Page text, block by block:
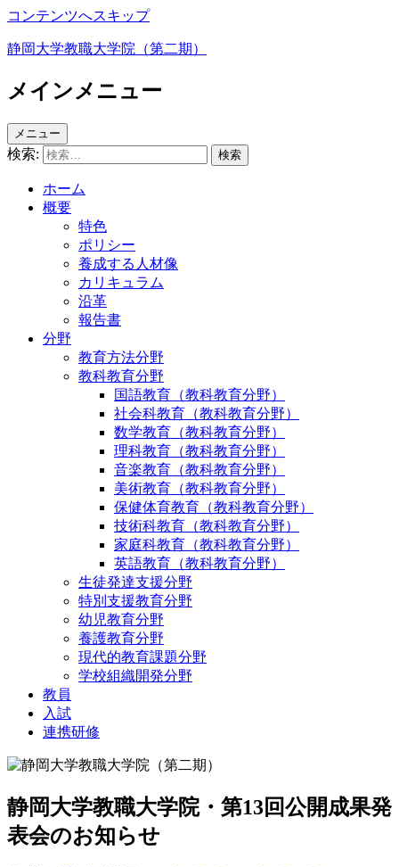
コンテンツへスキップ
静岡大学教職大学院（第二期）
メインメニュー
メニュー
検索:
ホーム
概要
特色
ポリシー
養成する人材像
カリキュラム
沿革
報告書
分野
教育方法分野
教科教育分野
国語教育（教科教育分野）
社会科教育（教科教育分野）
数学教育（教科教育分野）
理科教育（教科教育分野）
音楽教育（教科教育分野）
美術教育（教科教育分野）
保健体育教育（教科教育分野）
技術科教育（教科教育分野）
家庭科教育（教科教育分野）
英語教育（教科教育分野）
生徒発達支援分野
特別支援教育分野
幼児教育分野
養護教育分野
現代的教育課題分野
学校組織開発分野
教員
入試
連携研修
静岡大学教職大学院・第13回公開成果発
表会のお知らせ